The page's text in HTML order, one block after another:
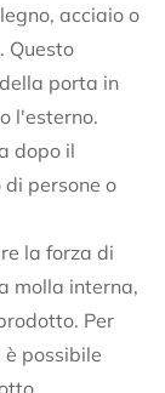
acciaio o
Questo
porta in
l'esterno.
dopo il
persone o
la forza di
molla interna,
Per
possibile